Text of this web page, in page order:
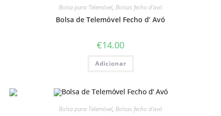
Bolsa para Telemóvel, Bolsas fecho d'avó
Bolsa de Telemóvel Fecho d’ Avó
€14.00
Adicionar
Bolsa para Telemóvel, Bolsas fecho d'avó